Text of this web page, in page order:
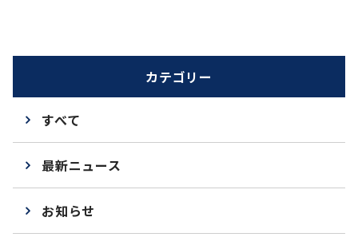
カテゴリー
すべて
最新ニュース
お知らせ